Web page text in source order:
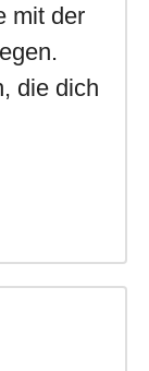
mit der
die dich